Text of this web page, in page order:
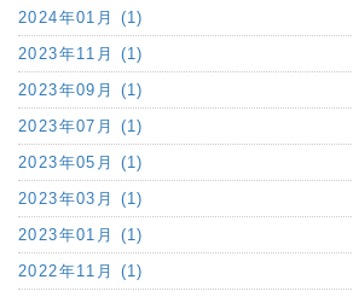
2024年01月 (1)
2023年11月 (1)
2023年09月 (1)
2023年07月 (1)
2023年05月 (1)
2023年03月 (1)
2023年01月 (1)
2022年11月 (1)